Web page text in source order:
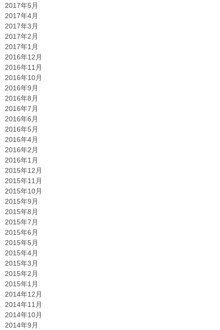
2017年5月
2017年4月
2017年3月
2017年2月
2017年1月
2016年12月
2016年11月
2016年10月
2016年9月
2016年8月
2016年7月
2016年6月
2016年5月
2016年4月
2016年2月
2016年1月
2015年12月
2015年11月
2015年10月
2015年9月
2015年8月
2015年7月
2015年6月
2015年5月
2015年4月
2015年3月
2015年2月
2015年1月
2014年12月
2014年11月
2014年10月
2014年9月